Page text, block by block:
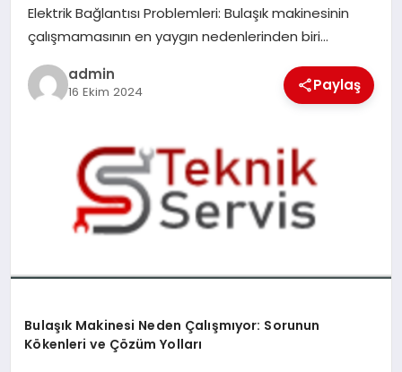
YAŞAM
Elektrik Bağlantısı Problemleri: Bulaşık makinesinin
çalışmamasının en yaygın nedenlerinden biri…
admin
16 Ekim 2024 Paylaş
Bulaşık Makinesi Neden Çalışmıyor: Sorunun
Kökenleri ve Çözüm Yolları